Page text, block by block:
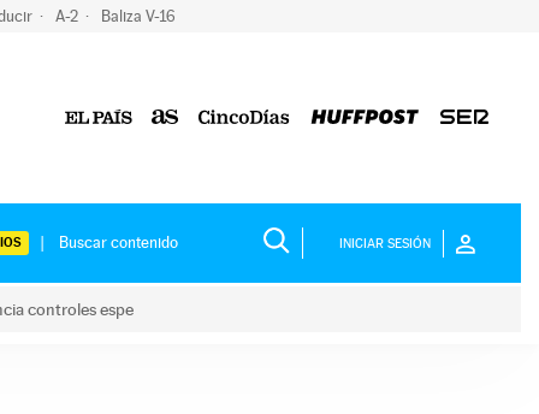
A-2 Baliza V-16
INICIAR SESIÓN
controles espe